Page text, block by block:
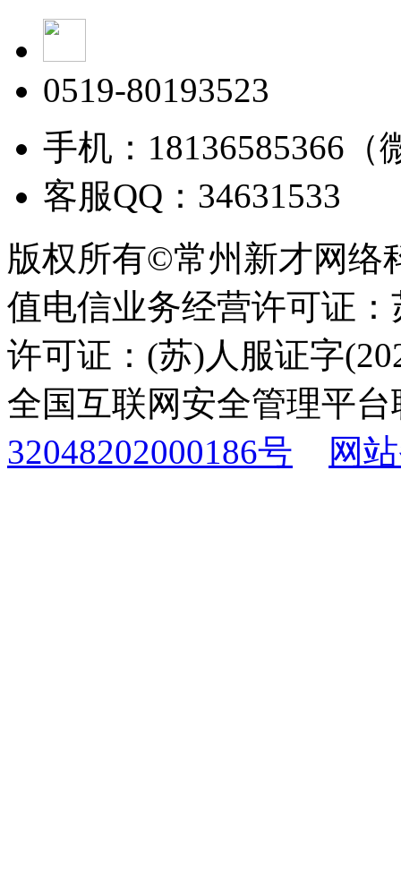
0519-80193523
手机：18136585366（
客服QQ：34631533
版权所有©常州新才网络
值电信业务经营许可证
许可证：(苏)人服证字
全国互联网安全管理平
32048202000186号
网